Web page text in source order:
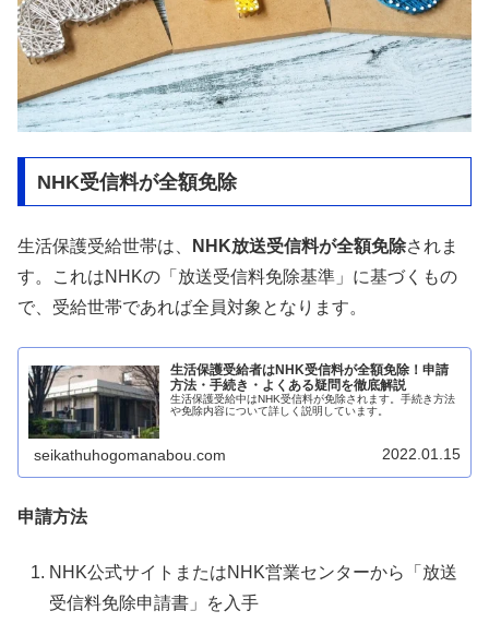
NHK受信料が全額免除
生活保護受給世帯は、 NHK放送受信料が全額免除されま
す。これはNHKの「放送受信料免除基準」に基づくもの
で、受給世帯であれば全員対象となります。
生活保護受給者はNHK受信料が全額免除！申請
方法・手続き・よくある疑問を徹底解説
生活保護受給中はNHK受信料が免除されます。手続き方法
や免除内容について詳しく説明しています。
seikathuhogomanabou.com 2022.01.15
申請方法
NHK公式サイトまたはNHK営業センターから「放送
受信料免除申請書」を入手